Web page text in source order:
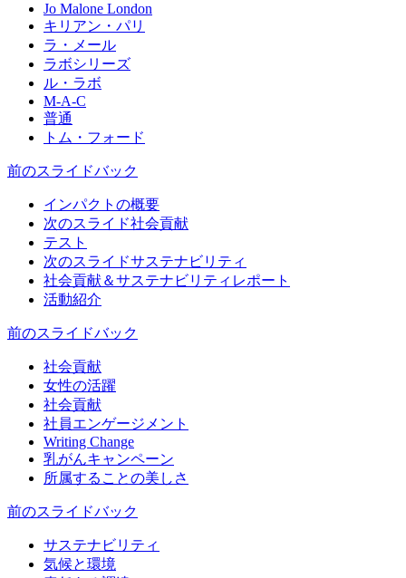
Jo Malone London
キリアン・パリ
ラ・メール
ラボシリーズ
ル・ラボ
M-A-C
普通
トム・フォード
前のスライドバック
インパクトの概要
次のスライド社会貢献
テスト
次のスライドサステナビリティ
社会貢献＆サステナビリティレポート
活動紹介
前のスライドバック
社会貢献
女性の活躍
社会貢献
社員エンゲージメント
Writing Change
乳がんキャンペーン
所属することの美しさ
前のスライドバック
サステナビリティ
気候と環境